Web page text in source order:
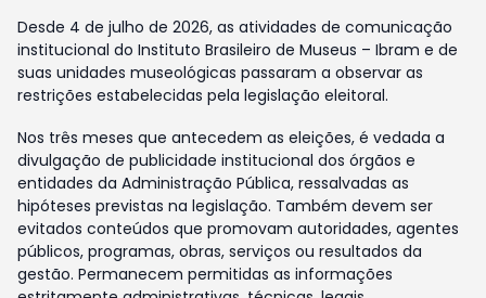
Desde 4 de julho de 2026, as atividades de comunicação
institucional do Instituto Brasileiro de Museus – Ibram e de
suas unidades museológicas passaram a observar as
restrições estabelecidas pela legislação eleitoral.
Nos três meses que antecedem as eleições, é vedada a
divulgação de publicidade institucional dos órgãos e
entidades da Administração Pública, ressalvadas as
hipóteses previstas na legislação. Também devem ser
evitados conteúdos que promovam autoridades, agentes
públicos, programas, obras, serviços ou resultados da
gestão. Permanecem permitidas as informações